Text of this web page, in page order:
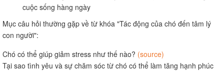
cuộc sống hàng ngày
Mục câu hỏi thường gặp về từ khóa "Tác động của chó đến tâm lý
con người":
Chó có thể giúp giảm stress như thế nào? (source)
Tại sao tình yêu và sự chăm sóc từ chó có thể làm tăng hạnh phúc